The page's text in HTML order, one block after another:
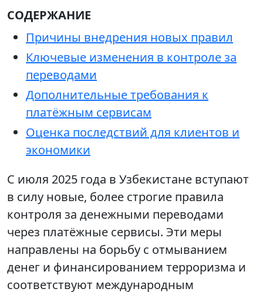
СОДЕРЖАНИЕ
Причины внедрения новых правил
Ключевые изменения в контроле за
переводами
Дополнительные требования к
платёжным сервисам
Оценка последствий для клиентов и
экономики
С июля 2025 года в Узбекистане вступают
в силу новые, более строгие правила
контроля за денежными переводами
через платёжные сервисы. Эти меры
направлены на борьбу с отмыванием
денег и финансированием терроризма и
соответствуют международным